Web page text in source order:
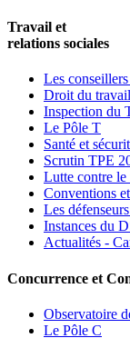
Travail et
relations sociales
Les
Droit du travail
Inspection du
Le Pôle T
Santé et
Scrutin TPE
Lutte contre
Conventions
Les
Instances du
Actualités -
Concurrence et
Observatoire
Le Pôle C